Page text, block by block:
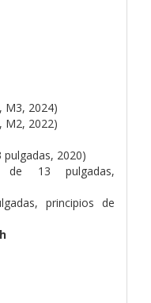
M3, 2024)
M2, 2022)
2020)
de 13 pulgadas,
principios de